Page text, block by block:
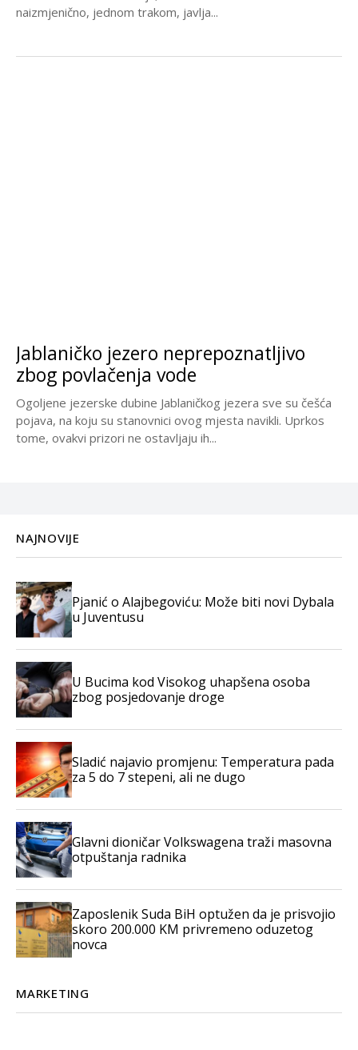
naizmjenično, jednom trakom, javlja...
Jablaničko jezero neprepoznatljivo
zbog povlačenja vode
Ogoljene jezerske dubine Jablaničkog jezera sve su češća
pojava, na koju su stanovnici ovog mjesta navikli. Uprkos
tome, ovakvi prizori ne ostavljaju ih...
NAJNOVIJE
Pjanić o Alajbegoviću: Može biti novi Dybala
u Juventusu
U Bucima kod Visokog uhapšena osoba
zbog posjedovanje droge
Sladić najavio promjenu: Temperatura pada
za 5 do 7 stepeni, ali ne dugo
Glavni dioničar Volkswagena traži masovna
otpuštanja radnika
Zaposlenik Suda BiH optužen da je prisvojio
skoro 200.000 KM privremeno oduzetog
novca
MARKETING